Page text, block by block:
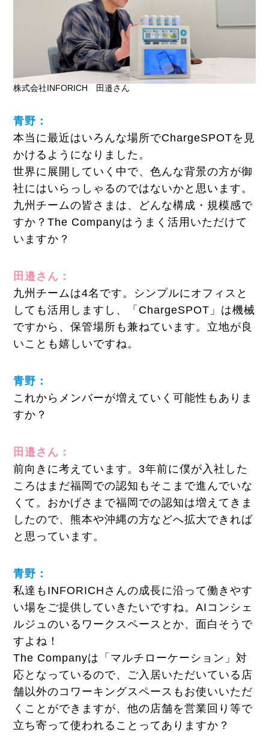
株式会社INFORICH 田邉さん
青野：
本当に最近はいろんな場所でChargeSPOTを見
かけるようになりました。
世界に展開していく中で、色んな背景の方が御
社にはいらっしゃるのではないかと思います。
九州チームの皆さまは、どんな構成・規模感で
すか？The Companyはうまく活用いただけて
いますか？
田邉さん：
九州チームは4名です。シンプルにオフィスと
しても活用しますし、「ChargeSPOT」は機械
ですから、保管場所も兼ねています。立地が良
いことも嬉しいですね。
青野：
これからメンバーが増えていく可能性もありま
すか？
田邉さん：
前向きに考えています。3年前に僕が入社した
ころはまだ福岡での認知もそこまで進んでいな
くて。おかげさまで福岡での認知は増えてきま
したので、熊本や沖縄の方などへ拡大できれば
と思っています。
青野：
私達もINFORICHさんの成長に沿って働きやす
い場をご提供していきたいですね。AIコンシェ
ルジュのいるワークスペースとか、面白そうで
すよね！
The Companyは「マルチローケーション」対
応となっているので、ご入居いただいている店
舗以外のコワーキングスペースもお使いいただ
くことができますが、他の店舗を営業回り等で
立ち寄って使われることってありますか？